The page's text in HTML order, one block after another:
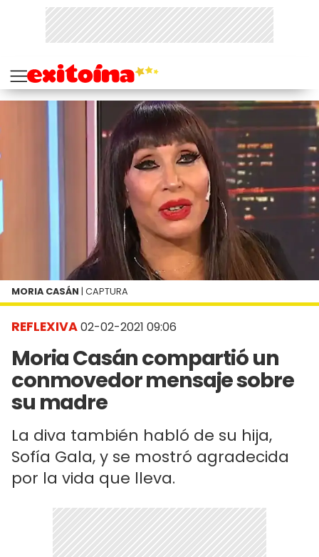
REFLEXIVA02-02-2021 09:06
Moria Casán compartió un
conmovedor mensaje sobre
su madre
La diva también habló de su hija,
Sofía Gala, y se mostró agradecida
por la vida que lleva.
MORIA CASÁN | CAPTURA